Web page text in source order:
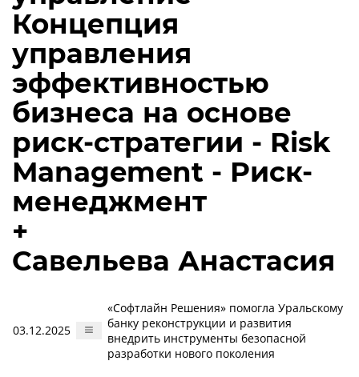
Концепция
управления
эффективностью
бизнеса на основе
риск-стратегии - Risk
Management - Риск-
менеджмент
+
Савельева Анастасия
03.12.2025
«Софтлайн Решения» помогла Уральскому
банку реконструкции и развития
внедрить инструменты безопасной
разработки нового поколения